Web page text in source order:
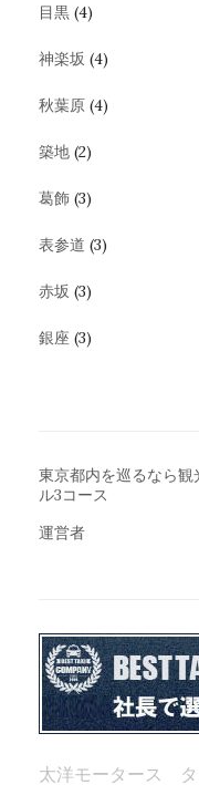
目黒 (4)
神楽坂 (4)
秋葉原 (4)
築地 (2)
葛飾 (3)
表参道 (3)
赤坂 (3)
銀座 (3)
東京都内を巡るなら
ル3コース
運営者
太洋モータース タ